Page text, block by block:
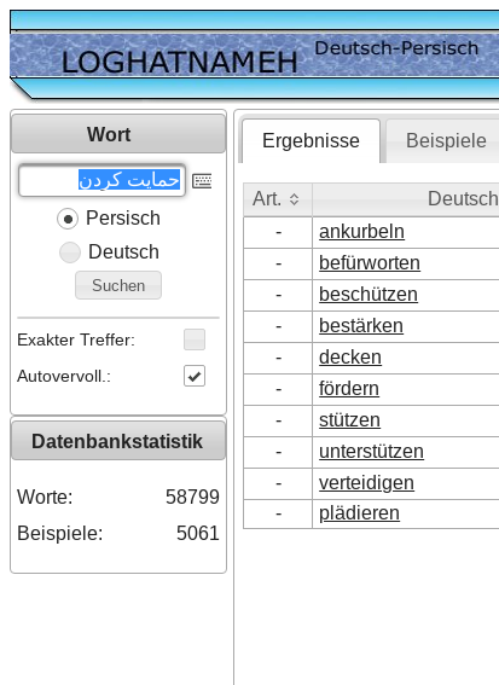
Wort
Persisch
Deutsch
Suchen
Exakter Treffer:
Autovervoll.:
Datenbankstatistik
Worte:
58799
Beispiele:
5061
Ergebnisse Beispiele
Art. Deutsch
- ankurbeln
-
befürworten
-
beschützen
-
bestärken
-
decken
-
fördern
-
stützen
-
unterstützen
-
verteidigen
-
plädieren